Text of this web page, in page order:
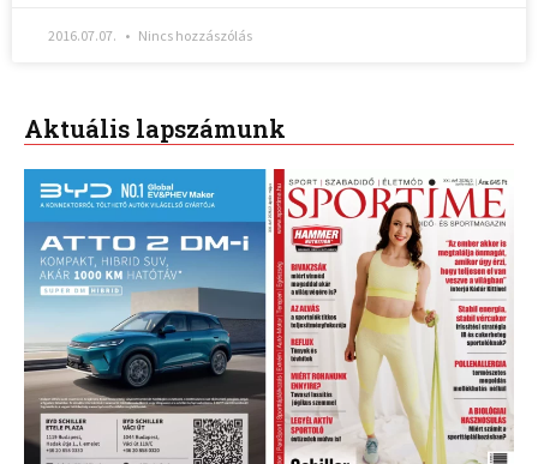
2016.07.07. Nincs hozzászólás
Aktuális lapszámunk